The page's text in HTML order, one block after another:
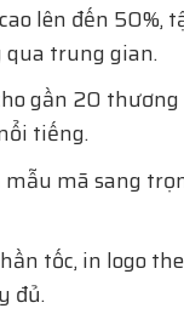
lên đến 50%,
trung gian.
gần 20
tiếng.
mẫu mã sang
tốc, in logo
đủ.